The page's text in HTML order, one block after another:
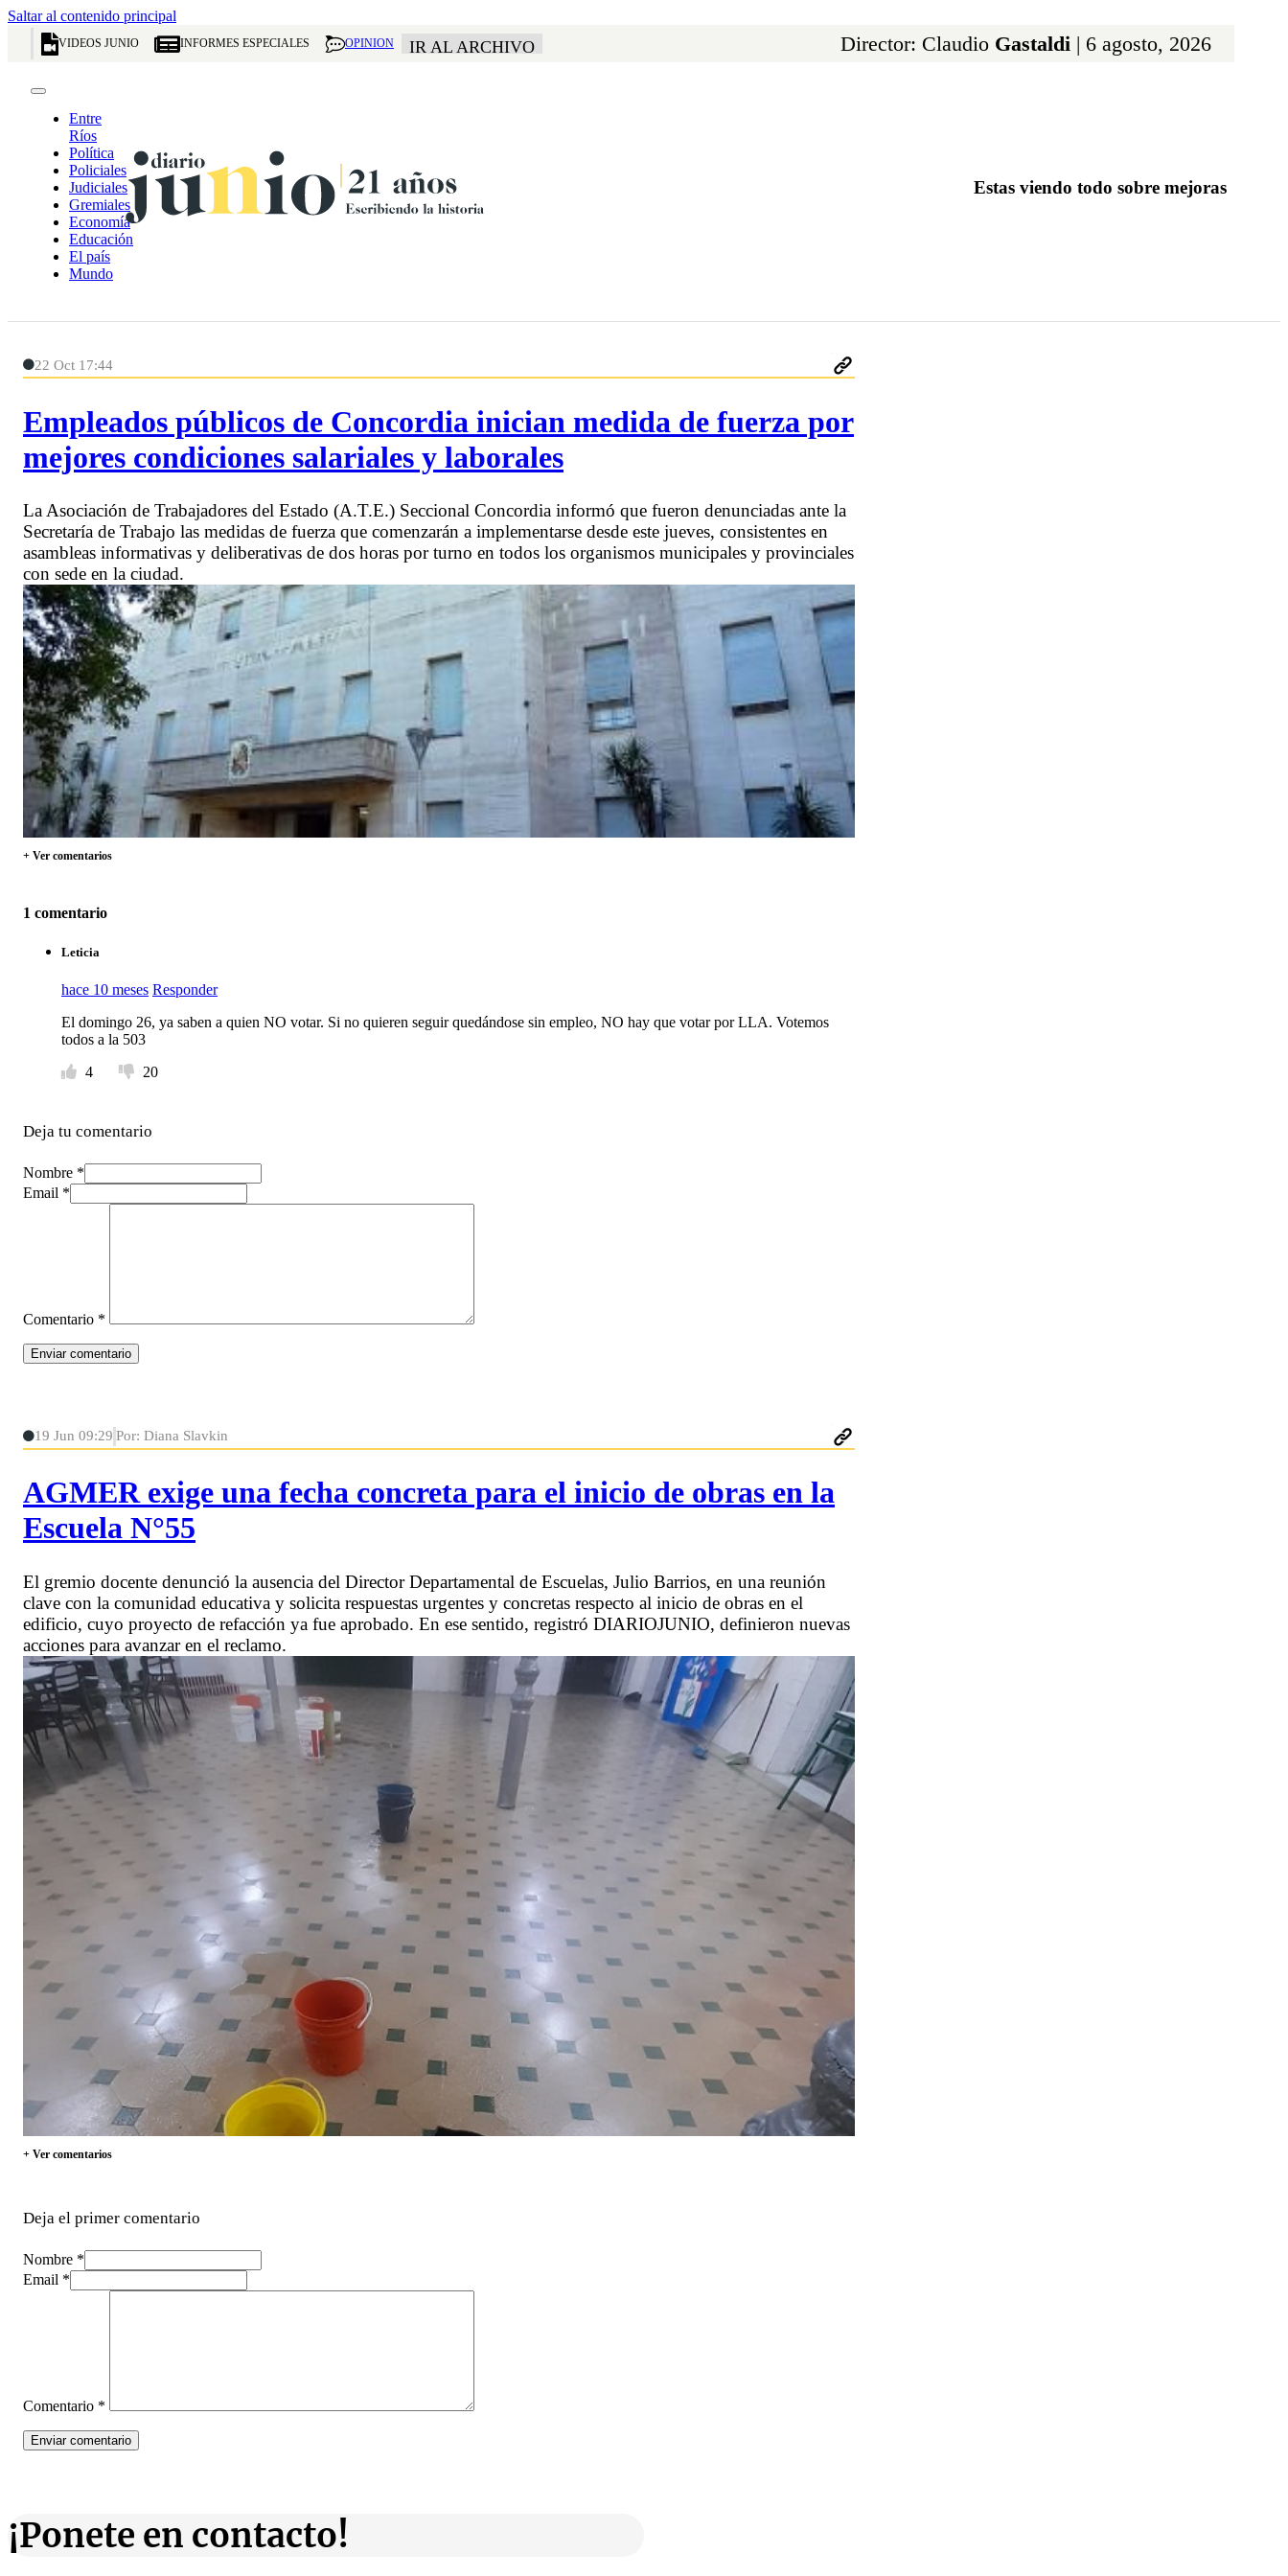
Saltar al contenido principal
VIDEOS JUNIO INFORMES ESPECIALES OPINION IR AL ARCHIVO Director: Claudio Gastaldi | 6 agosto, 2026
Entre
Ríos
Política
Policiales
Judiciales
Gremiales
Economía
Educación
El país
Mundo
Estas viendo todo sobre mejoras
22 Oct 17:44
Empleados públicos de Concordia inician medida de fuerza por
mejores condiciones salariales y laborales
La Asociación de Trabajadores del Estado (A.T.E.) Seccional Concordia informó que fueron denunciadas ante la
Secretaría de Trabajo las medidas de fuerza que comenzarán a implementarse desde este jueves, consistentes en
asambleas informativas y deliberativas de dos horas por turno en todos los organismos municipales y provinciales
con sede en la ciudad.
+ Ver comentarios
1 comentario
Leticia
hace 10 meses Responder
El domingo 26, ya saben a quien NO votar. Si no quieren seguir quedándose sin empleo, NO hay que votar por LLA. Votemos
todos a la 503
4
20
Deja tu comentario
Nombre *
Email *
Comentario *
19 Jun 09:29 Por: Diana Slavkin
AGMER exige una fecha concreta para el inicio de obras en la
Escuela N°55
El gremio docente denunció la ausencia del Director Departamental de Escuelas, Julio Barrios, en una reunión
clave con la comunidad educativa y solicita respuestas urgentes y concretas respecto al inicio de obras en el
edificio, cuyo proyecto de refacción ya fue aprobado. En ese sentido, registró DIARIOJUNIO, definieron nuevas
acciones para avanzar en el reclamo.
+ Ver comentarios
Deja el primer comentario
Nombre *
Email *
Comentario *
¡Ponete en contacto!